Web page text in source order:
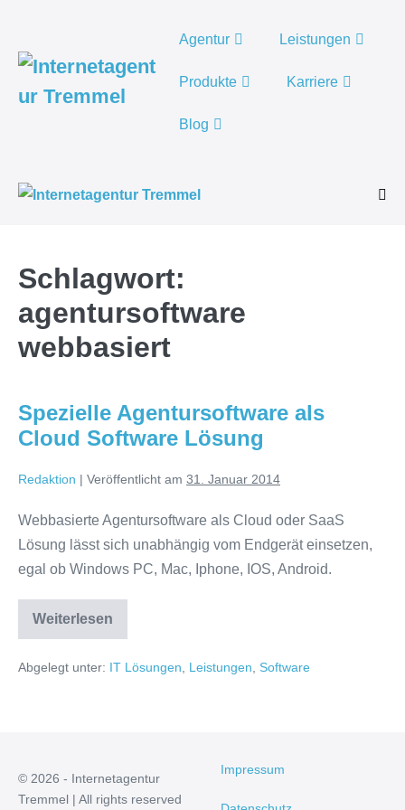
Inhalt
Agentur Leistungen
Produkte Karriere
Blog
Schlagwort:
agentursoftware
webbasiert
Spezielle Agentursoftware als
Cloud Software Lösung
Redaktion | Veröffentlicht am 31. Januar 2014
Webbasierte Agentursoftware als Cloud oder SaaS
Lösung lässt sich unabhängig vom Endgerät einsetzen,
egal ob Windows PC, Mac, Iphone, IOS, Android.
Weiterlesen
Cloud
Software
Abgelegt unter: IT Lösungen, Leistungen, Software
© 2026 - Internetagentur
Tremmel | All rights reserved
Impressum